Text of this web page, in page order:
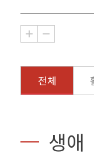
전체
생애